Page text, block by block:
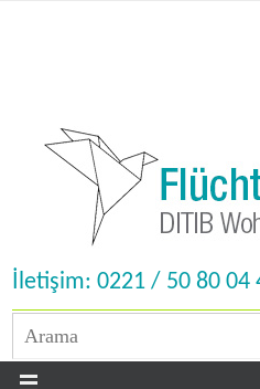
İletişim: 0221 / 50 80 04